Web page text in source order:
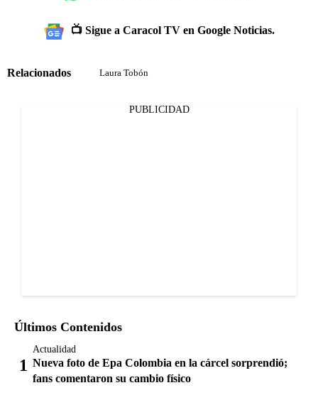
📺 Sigue a Caracol TV en Google Noticias.
Relacionados Laura Tobón
PUBLICIDAD
Últimos Contenidos
Actualidad
Nueva foto de Epa Colombia en la cárcel sorprendió;
fans comentaron su cambio físico